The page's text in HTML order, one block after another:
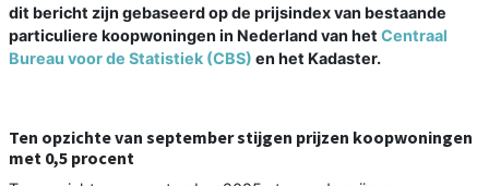
dit bericht zijn gebaseerd op de prijsindex van bestaande
particuliere koopwoningen in Nederland van het Centraal
Bureau voor de Statistiek (CBS) en het Kadaster.
Ten opzichte van september stijgen prijzen koopwoningen
met 0,5 procent